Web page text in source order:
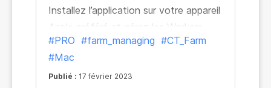
Installez l’application sur votre appareil
Apple préféré et gérez les Workers,
faites des achats et retirez vos gains
sans limites.
#PRO #farm_managing #CT_Farm
#Mac
Publié : 17 février 2023